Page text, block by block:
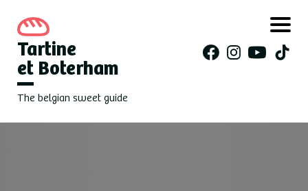
Tartine
et Boterham
The belgian sweet guide